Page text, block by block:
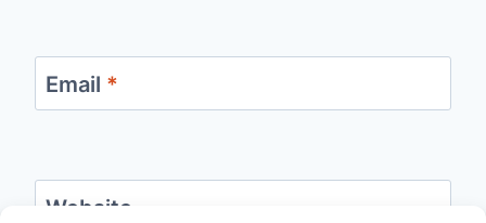
Email *
Website